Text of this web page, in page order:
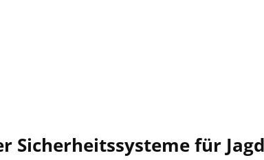
Sicherheitssysteme für